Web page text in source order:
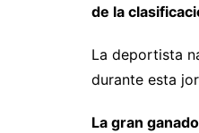
de la
La deportista
durante esta
La gran